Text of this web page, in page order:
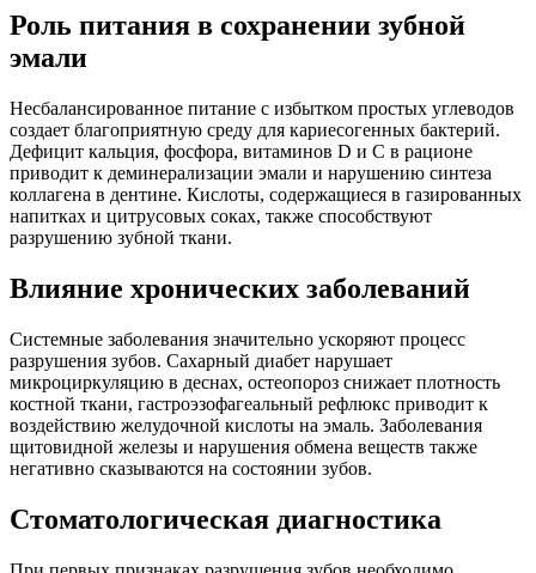
Роль питания в сохранении зубной
эмали
Несбалансированное питание с избытком простых углеводов
создает благоприятную среду для кариесогенных бактерий.
Дефицит кальция, фосфора, витаминов D и C в рационе
приводит к деминерализации эмали и нарушению синтеза
коллагена в дентине. Кислоты, содержащиеся в газированных
напитках и цитрусовых соках, также способствуют
разрушению зубной ткани.
Влияние хронических заболеваний
Системные заболевания значительно ускоряют процесс
разрушения зубов. Сахарный диабет нарушает
микроциркуляцию в деснах, остеопороз снижает плотность
костной ткани, гастроэзофагеальный рефлюкс приводит к
воздействию желудочной кислоты на эмаль. Заболевания
щитовидной железы и нарушения обмена веществ также
негативно сказываются на состоянии зубов.
Стоматологическая диагностика